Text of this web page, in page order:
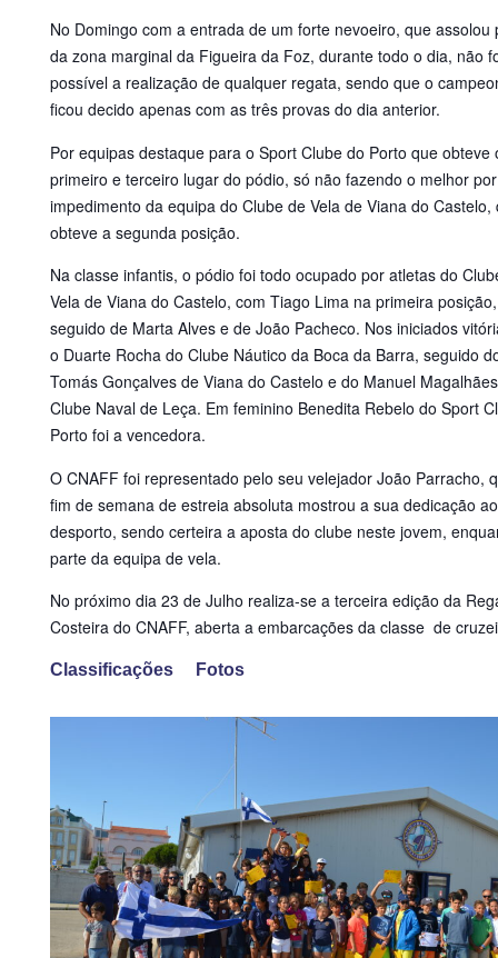
No Domingo com a entrada de um forte nevoeiro, que assolou
da zona marginal da Figueira da Foz, durante todo o dia, não
possível a realização de qualquer regata, sendo que o
ficou decido apenas com as três provas do dia anterior.
Por equipas destaque para o Sport Clube do Porto que obteve
primeiro e terceiro lugar do pódio, só não fazendo o melhor por
impedimento da equipa do Clube de Vela de Viana do Castelo,
obteve a segunda posição.
Na classe infantis, o pódio foi todo ocupado por atletas do
Vela de Viana do Castelo, com Tiago Lima na primeira posição,
seguido de Marta Alves e de João Pacheco. Nos iniciados
o Duarte Rocha do Clube Náutico da Boca da Barra, seguido
Tomás Gonçalves de Viana do Castelo e do Manuel
Clube Naval de Leça. Em feminino Benedita Rebelo do Sport
Porto foi a vencedora.
O CNAFF foi representado pelo seu velejador João Parracho,
fim de semana de estreia absoluta mostrou a sua dedicação ao
desporto, sendo certeira a aposta do clube neste jovem,
parte da equipa de vela.
No próximo dia 23 de Julho realiza-se a terceira edição da
Costeira do CNAFF, aberta a embarcações da classe de
Classificações Fotos